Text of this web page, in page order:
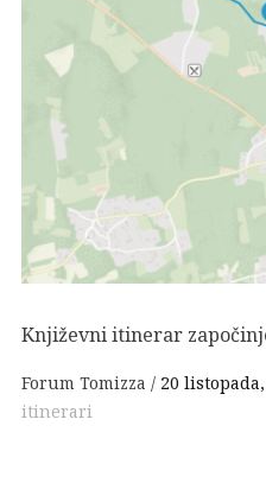
Književni itinerar
Forum Tomizza 20
itinerari